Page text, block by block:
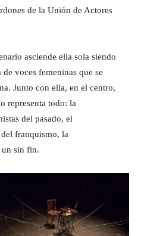
de la Unión de Actores
asciende ella sola siendo
voces femeninas que se
Junto con ella, en el centro,
representa todo: la
del pasado, el
franquismo, la
un sin fin.